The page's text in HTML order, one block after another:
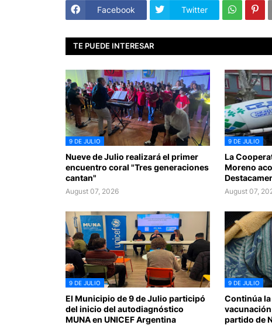
Facebook Twitter
TE PUEDE INTERESAR
9 DE JULIO
Nueve de Julio realizará el primer
encuentro coral "Tres generaciones
cantan"
August 07, 2026
9 DE JULIO
La
Moreno
August 07,
9 DE JULIO
El Municipio de 9 de Julio participó
del inicio del autodiagnóstico
MUNA en UNICEF Argentina
9 DE JULIO
Continúa
vacunación
partido de